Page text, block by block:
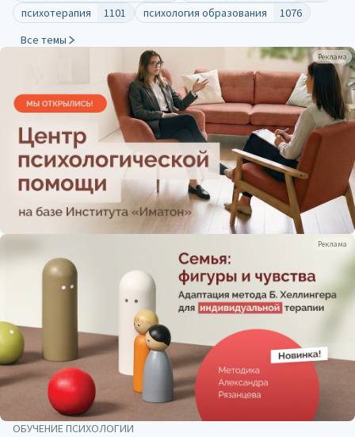
Реклама
Реклама
психотерапия
1101 психология образования
1076
Все темы
ОБУЧЕНИЕ ПСИХОЛОГИИ